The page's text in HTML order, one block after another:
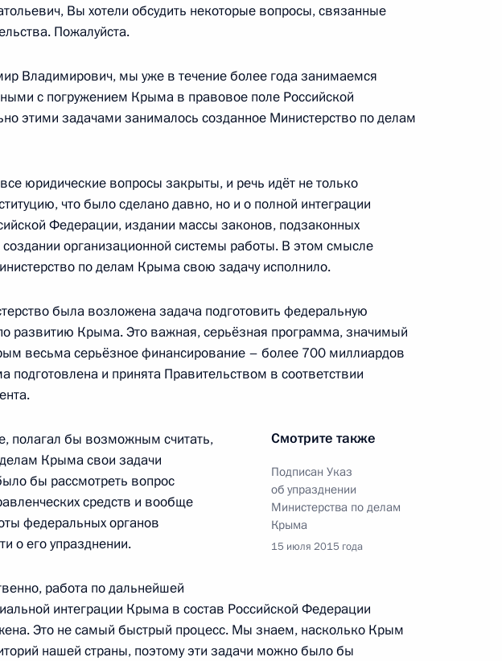
выборов в Государственную Думу
вторник
в закон о защите прав юридических лиц
при осуществлении
России Владимира Путина в связи
в закон об информации, информационных
информации
понедельник
Вы хотели обсудить некоторые вопросы, связанные
Пожалуйста.
Владимирович, мы уже в течение более года занимаемся
с погружением Крыма в правовое поле Российской
этими задачами занималось созданное Министерство по делам
юридические вопросы закрыты, и речь идёт не только
что было сделано давно, но и о полной интеграции
Федерации, издании массы законов, подзаконных
организационной системы работы. В этом смысле
по делам Крыма свою задачу исполнило.
была возложена задача подготовить федеральную
развитию Крыма. Это важная, серьёзная программа, значимый
весьма серьёзное финансирование – более 700 миллиардов
подготовлена и принята Правительством в соответствии
Смотрите также
Подписан Указ
об упразднении
Министерства по делам
Крыма
15 июля 2015 года
полагал бы возможным считать,
Крыма свои задачи
бы рассмотреть вопрос
средств и вообще
федеральных органов
о его упразднении.
работа по дальнейшей
интеграции Крыма в состав Российской Федерации
Это не самый быстрый процесс. Мы знаем, насколько Крым
нашей страны, поэтому эти задачи можно было бы